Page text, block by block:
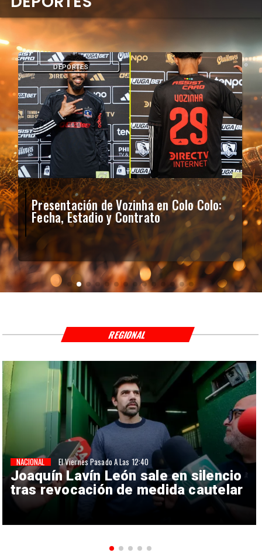
Presentación de Vozinha en Colo Colo:
Fecha, Estadio y Contrato
DEPORTES
Joaquín Lavín León sale en silencio
tras revocación de medida cautelar
NACIONAL El Viernes Pasado A Las 12:40
REGIONAL